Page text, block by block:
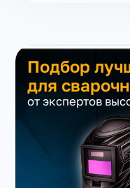
Подбор
для
от экспертов